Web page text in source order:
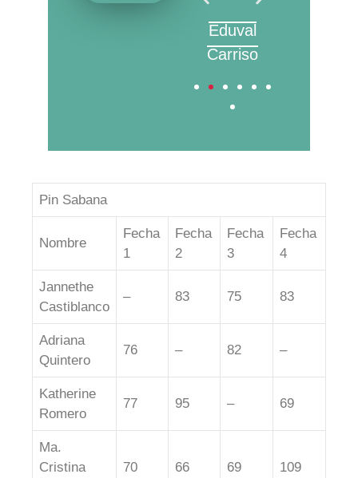
Eduval
Carriso
Pin Sabana
Nombre
Fecha
1
Fecha
2
Fecha
3
Fecha
4
Jannethe
Castiblanco
– 83 75 83
Adriana
Quintero
76 – 82 –
Katherine
Romero
77 95 – 69
Ma.
Cristina
70 66 69 109